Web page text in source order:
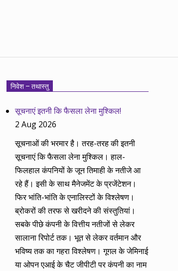
निवेश – तथास्तु
सूचनाएं इतनी कि फैसला लेना मुश्किल!
2 Aug 2026
सूचनाओं की भरमार है। तरह-तरह की इतनी
सूचनाएं कि फैसला लेना मुश्किल। हाल-
फिलहाल कंपनियों के जून तिमाही के नतीजे आ
रहे हैं। इसी के साथ मैनेजमेंट के प्रजेंटेशन।
फिर भांति-भांति के एनालिस्टों के विश्लेषण।
ब्रोकरों की तरफ से खरीदने की संस्तुतियां।
सबके पीछे कंपनी के वित्तीय नतीजों से लेकर
सालाना रिपोर्ट तक। भूत से लेकर वर्तमान और
भविष्य तक का गहरा विश्लेषण। गूगल के जेमिनाई
या ओपन एआई के चैट जीपीटी पर कंपनी का नाम